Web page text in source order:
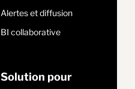
Alertes et diffusion
BI collaborative
Solution pour